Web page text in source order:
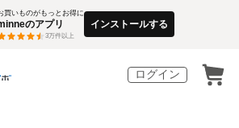
買いものがもっとお得に
のアプリ
3万件以上
インストールする
ログイン